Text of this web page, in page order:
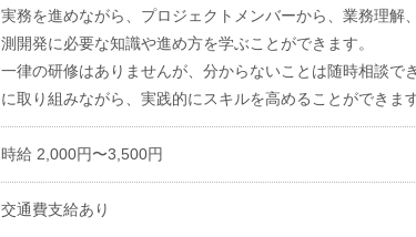
実務を進めながら、プロジェクトメンバーから、業務理解
測開発に必要な知識や進め方を学ぶことができます。
一律の研修はありませんが、分からないことは随時相談で
に取り組みながら、実践的にスキルを高めることができます
時給 2,000円〜3,500円
交通費支給あり